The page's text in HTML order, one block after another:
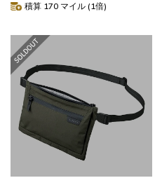
積算 170 マイル (1倍)